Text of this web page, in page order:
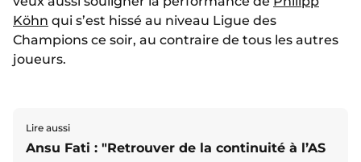
Köhn qui s’est hissé au niveau Ligue des
Champions ce soir, au contraire de tous les autres
joueurs.
Lire aussi
Ansu Fati : "Retrouver de la continuité à l’AS